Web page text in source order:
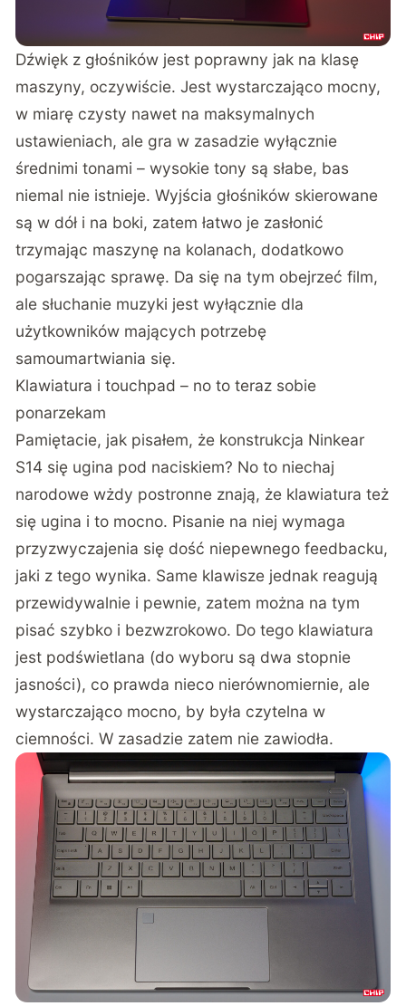
Dźwięk z głośników jest poprawny jak na klasę
maszyny, oczywiście. Jest wystarczająco mocny,
w miarę czysty nawet na maksymalnych
ustawieniach, ale gra w zasadzie wyłącznie
średnimi tonami – wysokie tony są słabe, bas
niemal nie istnieje. Wyjścia głośników skierowane
są w dół i na boki, zatem łatwo je zasłonić
trzymając maszynę na kolanach, dodatkowo
pogarszając sprawę. Da się na tym obejrzeć film,
ale słuchanie muzyki jest wyłącznie dla
użytkowników mających potrzebę
samoumartwiania się.
Klawiatura i touchpad – no to teraz sobie
ponarzekam
Pamiętacie, jak pisałem, że konstrukcja Ninkear
S14 się ugina pod naciskiem? No to niechaj
narodowe wżdy postronne znają, że klawiatura też
się ugina i to mocno. Pisanie na niej wymaga
przyzwyczajenia się dość niepewnego feedbacku,
jaki z tego wynika. Same klawisze jednak reagują
przewidywalnie i pewnie, zatem można na tym
pisać szybko i bezwzrokowo. Do tego klawiatura
jest podświetlana (do wyboru są dwa stopnie
jasności), co prawda nieco nierównomiernie, ale
wystarczająco mocno, by była czytelna w
ciemności. W zasadzie zatem nie zawiodła.